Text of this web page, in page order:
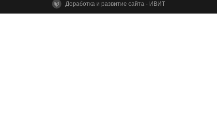
Доработка и развитие сайта - ИВИТ